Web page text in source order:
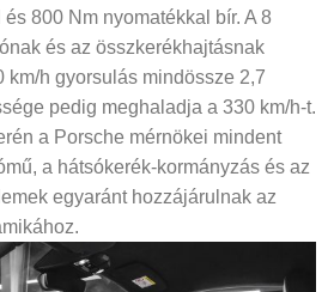
800 Nm nyomatékkal bír. A 8
és az összkerékhajtásnak
km/h gyorsulás mindössze 2,7
pedig meghaladja a 330 km/h-t.
a Porsche mérnökei mindent
a hátsókerék-kormányzás és az
egyaránt hozzájárulnak az